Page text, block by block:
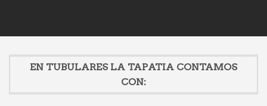
EN TUBULARES LA TAPATIA CONTAMOS
CON: